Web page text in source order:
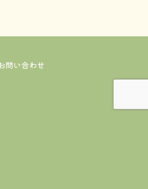
場合があります。
情報を、当社自ら
問い合わせ